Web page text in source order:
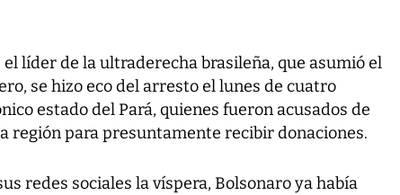
el líder de la ultraderecha brasileña, que asumió el
se hizo eco del arresto el lunes de cuatro
estado del Pará, quienes fueron acusados de
región para presuntamente recibir donaciones.
redes sociales la víspera, Bolsonaro ya había